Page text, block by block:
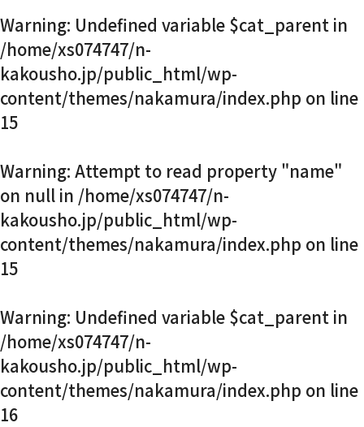
お知らせ・社内報
採用情報
Warning: Undefined variable $cat_parent in
/home/xs074747/n-
kakousho.jp/public_html/wp-
content/themes/nakamura/index.php on line
15
Warning: Attempt to read property "name"
on null in /home/xs074747/n-
kakousho.jp/public_html/wp-
content/themes/nakamura/index.php on line
15
Warning: Undefined variable $cat_parent in
/home/xs074747/n-
kakousho.jp/public_html/wp-
content/themes/nakamura/index.php on line
16